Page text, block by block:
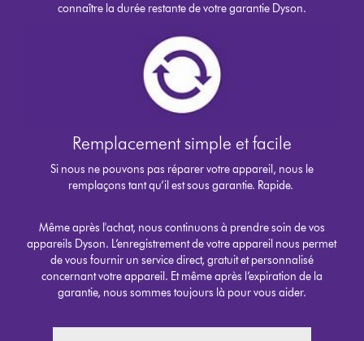
connaître la durée restante de votre garantie Dyson.
Remplacement simple et facile
Si nous ne pouvons pas réparer votre appareil, nous le
remplaçons tant qu’il est sous garantie. Rapide.
Même après l'achat, nous continuons à prendre soin de vos
appareils Dyson. L’enregistrement de votre appareil nous permet
de vous fournir un service direct, gratuit et personnalisé
concernant votre appareil. Et même après l’expiration de la
garantie, nous sommes toujours là pour vous aider.